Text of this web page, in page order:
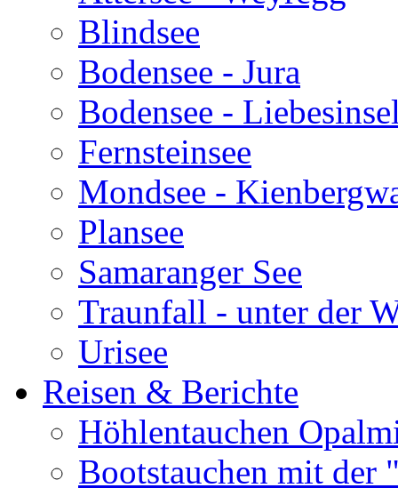
Blindsee
Bodensee - Jura
Bodensee -
Fernsteinsee
Mondsee -
Plansee
Samaranger See
Traunfall - unter der
Urisee
Reisen & Berichte
Höhlentauchen
Bootstauchen mit